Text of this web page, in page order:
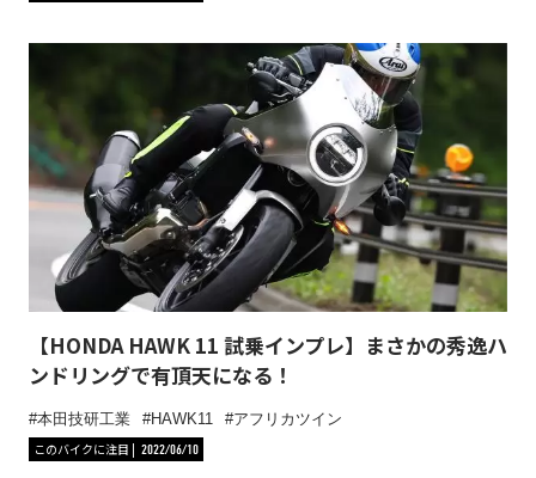
【HONDA HAWK 11 試乗インプレ】まさかの秀逸ハ
ンドリングで有頂天になる！
本田技研工業 HAWK11
アフリカツイン
このバイクに注目
2022/06/10